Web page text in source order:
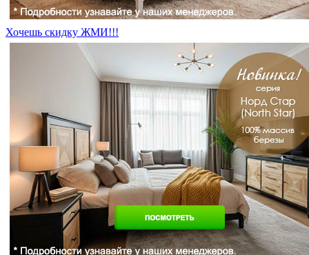
Хочешь скидку ЖМИ!!!